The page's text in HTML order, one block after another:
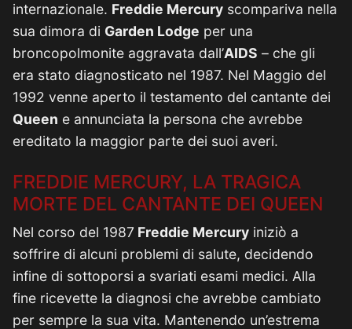
internazionale. Freddie Mercury scompariva nella
sua dimora di Garden Lodge per una
broncopolmonite aggravata dall’AIDS – che gli
era stato diagnosticato nel 1987. Nel Maggio del
1992 venne aperto il testamento del cantante dei
Queen e annunciata la persona che avrebbe
ereditato la maggior parte dei suoi averi.
FREDDIE MERCURY, LA TRAGICA
MORTE DEL CANTANTE DEI QUEEN
Nel corso del 1987 Freddie Mercury iniziò a
soffrire di alcuni problemi di salute, decidendo
infine di sottoporsi a svariati esami medici. Alla
fine ricevette la diagnosi che avrebbe cambiato
per sempre la sua vita. Mantenendo un’estrema